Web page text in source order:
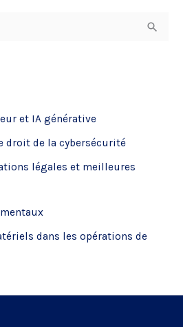
et IA générative
droit de la cybersécurité
légales et meilleures
dans les opérations de